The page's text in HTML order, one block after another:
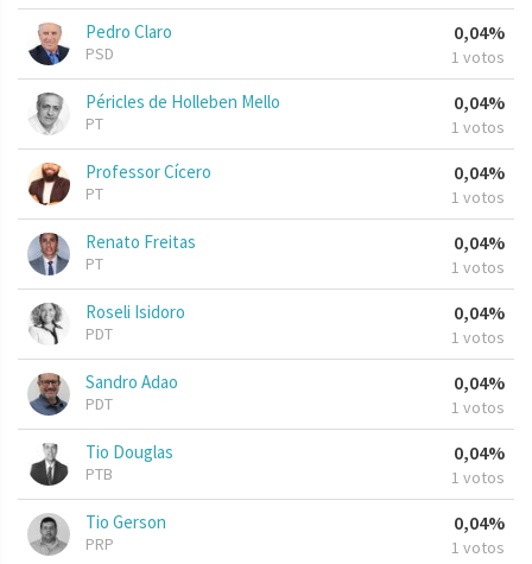
Pedro Claro
PSD
0,04%
1 votos
Péricles de Holleben Mello
PT
0,04%
1 votos
Professor Cícero
PT
0,04%
1 votos
Renato Freitas
PT
0,04%
1 votos
Roseli Isidoro
PDT
0,04%
1 votos
Sandro Adao
PDT
0,04%
1 votos
Tio Douglas
PTB
0,04%
1 votos
Tio Gerson
PRP
0,04%
1 votos